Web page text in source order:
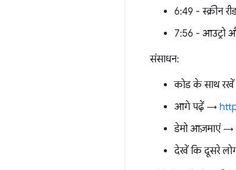
6:49 - स्क्रीन
7:56 - आउट्रो
संसाधन:
कोड के साथ
आगे पढ़ें →
डेमो आज़माएं →
देखें कि दूसरे